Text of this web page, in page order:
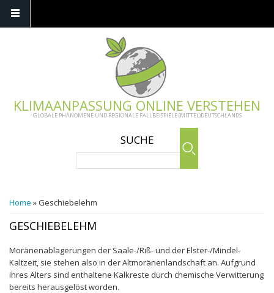
KLIMAANPASSUNG ONLINE VERSTEHEN
GLOBALE PHÄNOMENE UND REGIONALE FALLBEISPIELE (MITTEL)DEUTSCHLANDS
SUCHE
YOU ARE HERE
Home » Geschiebelehm
GESCHIEBELEHM
Moränenablagerungen der Saale-/Riß- und der Elster-/Mindel-
Kaltzeit, sie stehen also in der Altmoränenlandschaft an. Aufgrund
ihres Alters sind enthaltene Kalkreste durch chemische Verwitterung
bereits herausgelöst worden.